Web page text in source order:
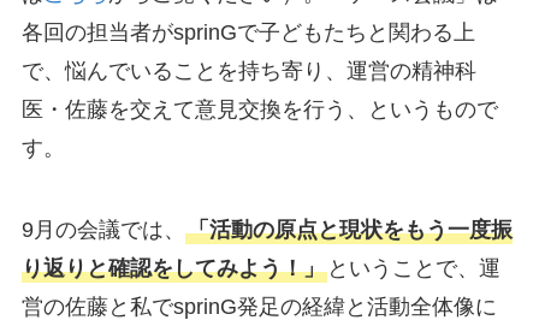
各回の担当者がsprinGで子どもたちと関わる上
で、悩んでいることを持ち寄り、運営の精神科
医・佐藤を交えて意見交換を行う、というもので
す。
9月の会議では、 「活動の原点と現状をもう一度振
り返りと確認をしてみよう！」ということで、運
営の佐藤と私でsprinG発足の経緯と活動全体像に